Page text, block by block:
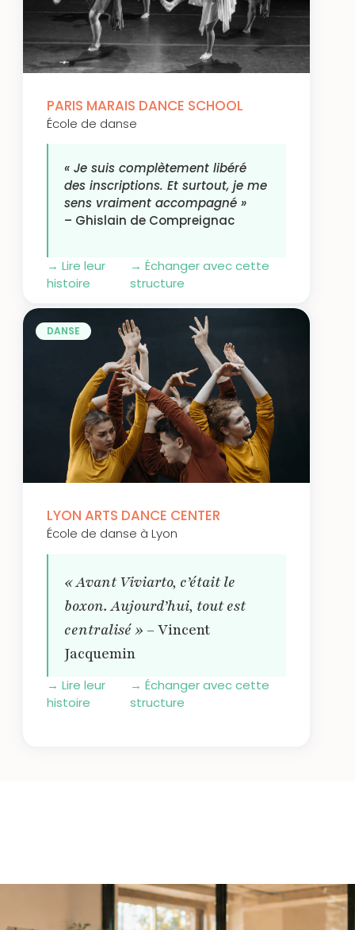
PARIS MARAIS DANCE SCHOOL
École de danse
« Je suis complètement libéré
des inscriptions. Et surtout, je me
sens vraiment accompagné »
– Ghislain de Compreignac
→ Lire leur
histoire
→ Échanger avec cette
structure
DANSE
LYON ARTS DANCE CENTER
École de danse à Lyon
« Avant Viviarto, c’était le
boxon. Aujourd’hui, tout est
centralisé » – Vincent
Jacquemin
→ Lire leur
histoire
→ Échanger avec cette
structure